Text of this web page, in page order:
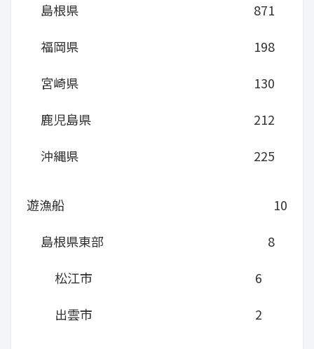
島根県
871
福岡県
198
宮崎県
130
鹿児島県
212
沖縄県
225
遊漁船
10
島根県東部
8
松江市
6
出雲市
2